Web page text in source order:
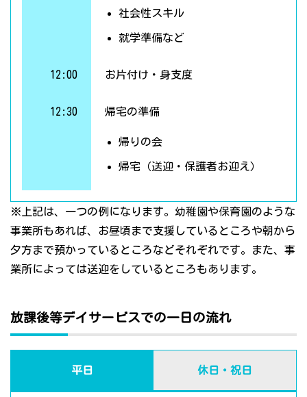
社会性スキル
就学準備など
12:00 お片付け・身支度
12:30 帰宅の準備
帰りの会
帰宅（送迎・保護者お迎え）
※上記は、一つの例になります。幼稚園や保育園のような
事業所もあれば、お昼頃まで支援しているところや朝から
夕方まで預かっているところなどそれぞれです。また、事
業所によっては送迎をしているところもあります。
放課後等デイサービスでの一日の流れ
平日 休日・祝日